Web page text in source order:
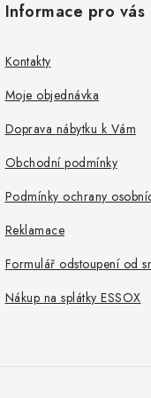
Informace pro vás
Kontakty
Moje objednávka
Doprava nábytku k Vám
Obchodní podmínky
Podmínky ochrany
Reklamace
Formulář odstoupení od
Nákup na splátky ESSOX